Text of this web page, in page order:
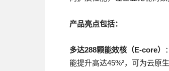
产品亮点包括：
多达288颗能效核（E-core）
能提升高达45%²，可为云原